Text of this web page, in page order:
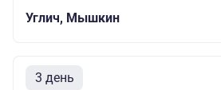
Углич, Мышкин
3 день